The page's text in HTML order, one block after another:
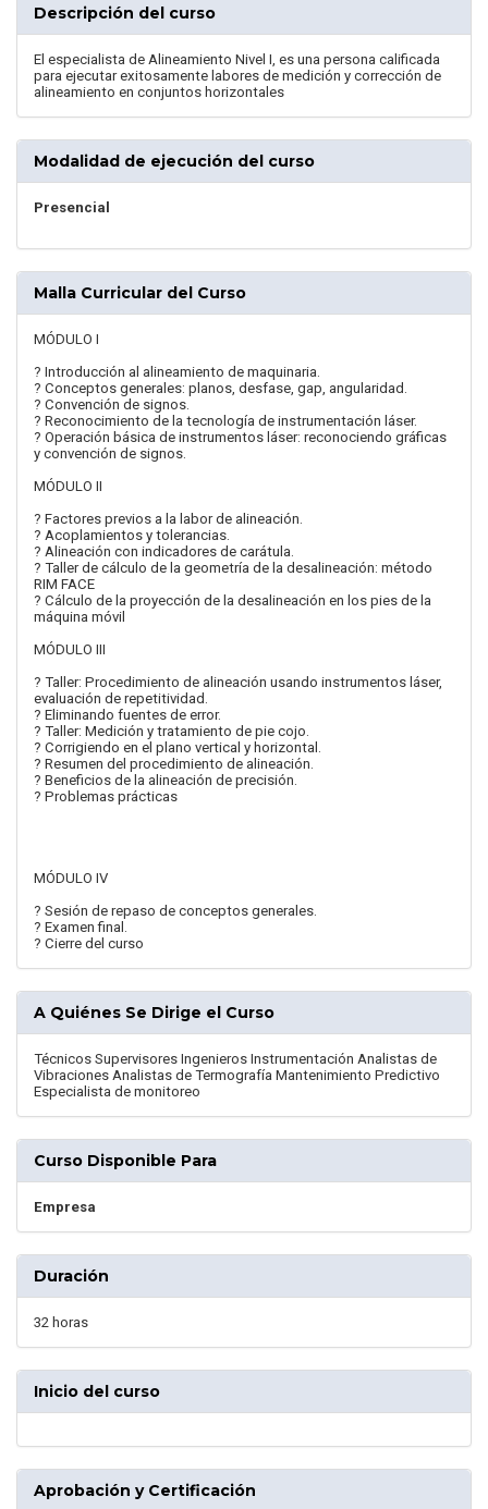
Descripción del curso
El especialista de Alineamiento Nivel I, es una persona calificada
para ejecutar exitosamente labores de medición y corrección de
alineamiento en conjuntos horizontales
Modalidad de ejecución del curso
Presencial
Malla Curricular del Curso
MÓDULO I
? Introducción al alineamiento de maquinaria.
? Conceptos generales: planos, desfase, gap, angularidad.
? Convención de signos.
? Reconocimiento de la tecnología de instrumentación láser.
? Operación básica de instrumentos láser: reconociendo gráficas
y convención de signos.
MÓDULO II
? Factores previos a la labor de alineación.
? Acoplamientos y tolerancias.
? Alineación con indicadores de carátula.
? Taller de cálculo de la geometría de la desalineación: método
RIM FACE
? Cálculo de la proyección de la desalineación en los pies de la
máquina móvil
MÓDULO III
? Taller: Procedimiento de alineación usando instrumentos láser,
evaluación de repetitividad.
? Eliminando fuentes de error.
? Taller: Medición y tratamiento de pie cojo.
? Corrigiendo en el plano vertical y horizontal.
? Resumen del procedimiento de alineación.
? Beneficios de la alineación de precisión.
? Problemas prácticas
MÓDULO IV
? Sesión de repaso de conceptos generales.
? Examen final.
? Cierre del curso
A Quiénes Se Dirige el Curso
Técnicos Supervisores Ingenieros Instrumentación Analistas de
Vibraciones Analistas de Termografía Mantenimiento Predictivo
Especialista de monitoreo
Curso Disponible Para
Empresa
Duración
32 horas
Inicio del curso
Aprobación y Certificación